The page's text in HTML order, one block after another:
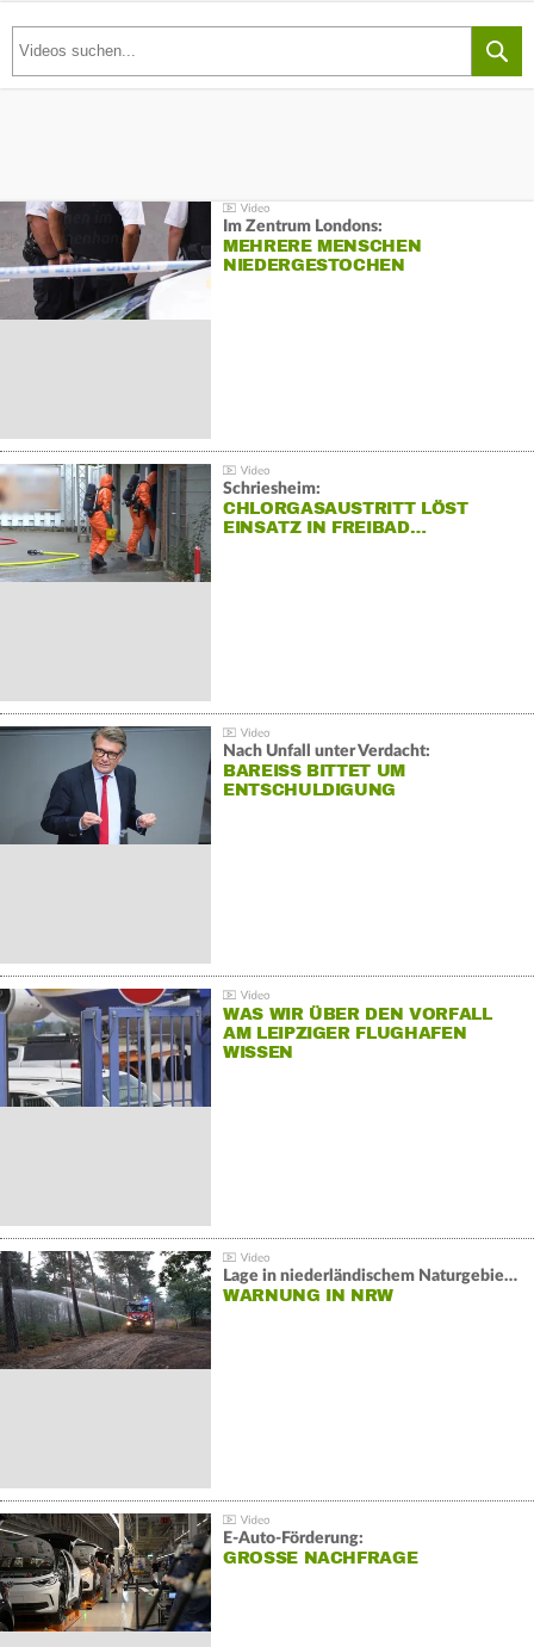
Im Zentrum Londons:
MEHRERE MENSCHEN
NIEDERGESTOCHEN
Schriesheim:
CHLORGASAUSTRITT LÖST
EINSATZ IN FREIBAD…
Nach Unfall unter Verdacht:
BAREISS BITTET UM E
NTSCHULDIGUNG
WAS WIR ÜBER DEN VORFALL
AM LEIPZIGER FLUGHAFEN
WISSEN
Lage in niederländischem Naturgebiet stabil
WARNUNG IN NRW
E-Auto-Förderung:
GROSSE NACHFRAGE